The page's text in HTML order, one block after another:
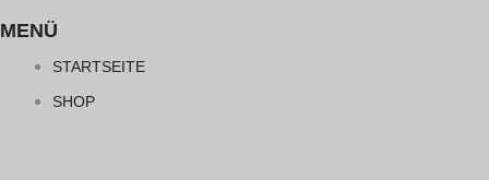
MENÜ
STARTSEITE
SHOP